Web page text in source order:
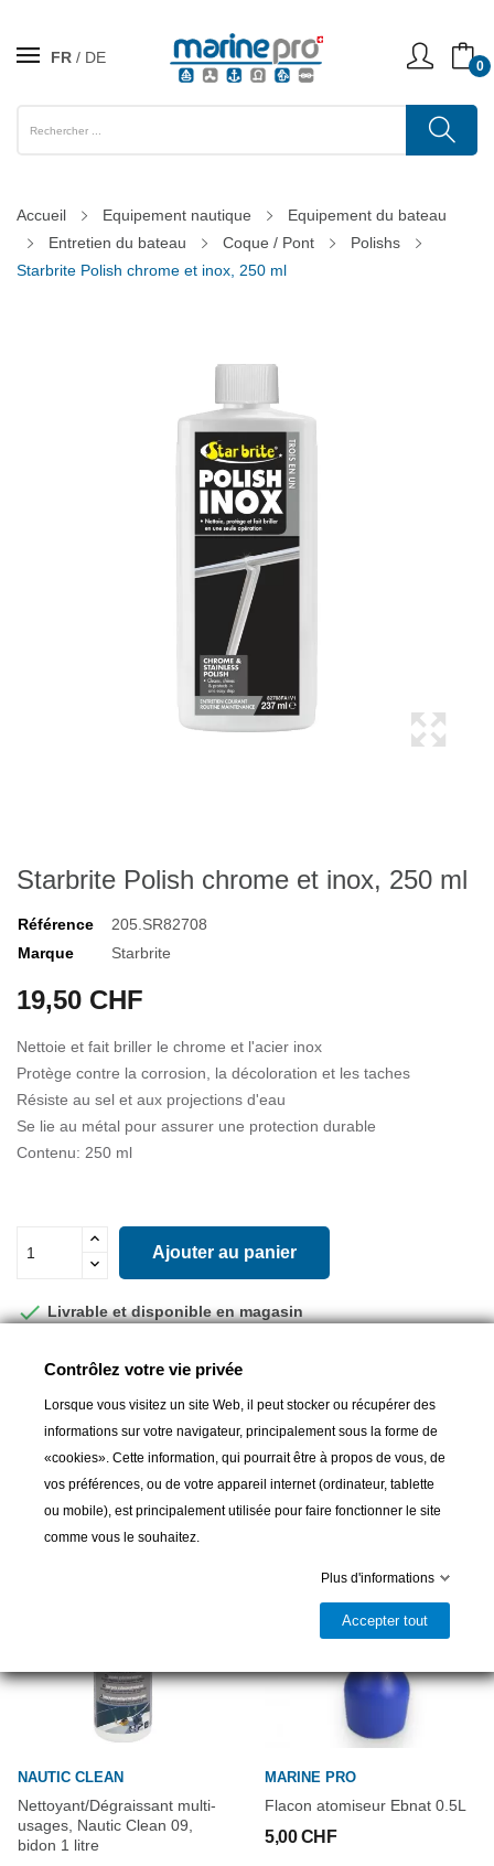
FR DE 0
Accueil Equipement nautique
Equipement du bateau
Entretien du bateau
Coque / Pont
Polishs
Starbrite Polish chrome et inox, 250 ml
Starbrite Polish chrome et inox, 250 ml
Référence
205.SR82708
Marque
Starbrite
19,50 CHF
Nettoie et fait briller le chrome et l'acier inox
Protège contre la corrosion, la décoloration et les taches
Résiste au sel et aux projections d'eau
Se lie au métal pour assurer une protection durable
Contenu: 250 ml
Ajouter au panier
Livrable et disponible en magasin
Produits complémentaires
NAUTIC CLEAN
Nettoyant/Dégraissant multi-
usages, Nautic Clean 09,
bidon 1 litre
MARINE PRO
Flacon atomiseur Ebnat 0.5L
5,00 CHF
Contrôlez votre vie privée
Lorsque vous visitez un site Web, il peut stocker ou récupérer des
informations sur votre navigateur, principalement sous la forme de
«cookies». Cette information, qui pourrait être à propos de vous, de
vos préférences, ou de votre appareil internet (ordinateur, tablette
ou mobile), est principalement utilisée pour faire fonctionner le site
comme vous le souhaitez.
Plus d'informations
Accepter tout